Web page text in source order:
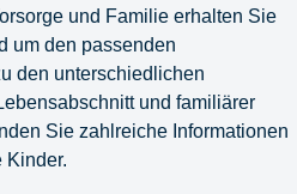
und Familie erhalten Sie
um den passenden
den unterschiedlichen
und familiärer
Sie zahlreiche Informationen
Kinder.